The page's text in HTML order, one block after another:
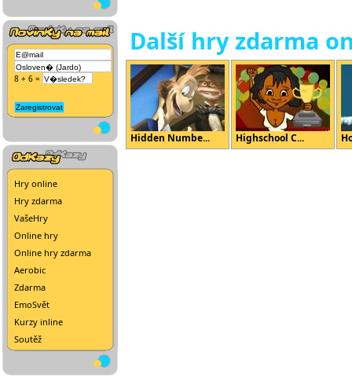
8 + 6 =
Hry online
Hry zdarma
VašeHry
Online hry
Online hry zdarma
Aerobic
Zdarma
EmoSvět
Kurzy inline
Soutěž
Další hry zdarma
Hidden Numbe... Highschool C...